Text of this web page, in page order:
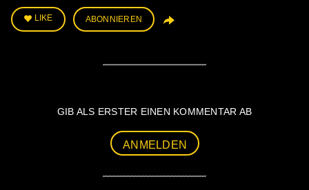
LIKE ABONNIEREN
GIB ALS ERSTER EINEN KOMMENTAR AB
ANMELDEN